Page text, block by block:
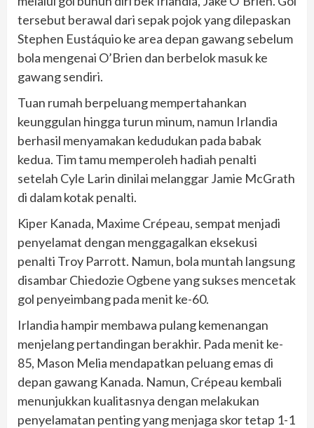
tersebut berawal dari sepak pojok yang dilepaskan
Stephen Eustáquio ke area depan gawang sebelum
bola mengenai O’Brien dan berbelok masuk ke
gawang sendiri.
Tuan rumah berpeluang mempertahankan
keunggulan hingga turun minum, namun Irlandia
berhasil menyamakan kedudukan pada babak
kedua. Tim tamu memperoleh hadiah penalti
setelah Cyle Larin dinilai melanggar Jamie McGrath
di dalam kotak penalti.
Kiper Kanada, Maxime Crépeau, sempat menjadi
penyelamat dengan menggagalkan eksekusi
penalti Troy Parrott. Namun, bola muntah langsung
disambar Chiedozie Ogbene yang sukses mencetak
gol penyeimbang pada menit ke-60.
Irlandia hampir membawa pulang kemenangan
menjelang pertandingan berakhir. Pada menit ke-
85, Mason Melia mendapatkan peluang emas di
depan gawang Kanada. Namun, Crépeau kembali
menunjukkan kualitasnya dengan melakukan
penyelamatan penting yang menjaga skor tetap 1-1